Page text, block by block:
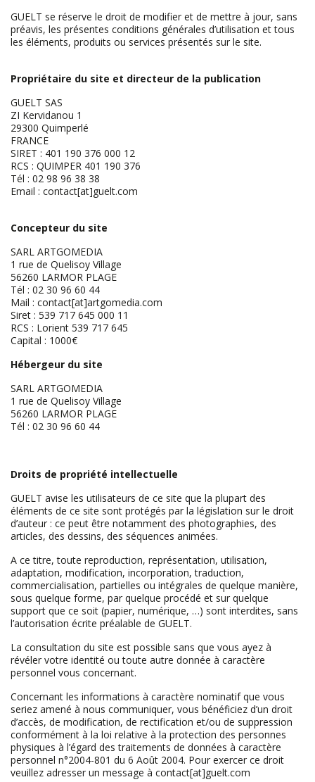
GUELT se réserve le droit de modifier et de mettre à jour, sans
préavis, les présentes conditions générales d’utilisation et tous
les éléments, produits ou services présentés sur le site.
Propriétaire du site et directeur de la publication
GUELT SAS
ZI Kervidanou 1
29300 Quimperlé
FRANCE
SIRET : 401 190 376 000 12
RCS : QUIMPER 401 190 376
Tél : 02 98 96 38 38
Email : contact[at]guelt.com
Concepteur du site
SARL ARTGOMEDIA
1 rue de Quelisoy Village
56260 LARMOR PLAGE
Tél : 02 30 96 60 44
Mail : contact[at]artgomedia.com
Siret : 539 717 645 000 11
RCS : Lorient 539 717 645
Capital : 1000€
Hébergeur du site
SARL ARTGOMEDIA
1 rue de Quelisoy Village
56260 LARMOR PLAGE
Tél : 02 30 96 60 44
Droits de propriété intellectuelle
GUELT avise les utilisateurs de ce site que la plupart des
éléments de ce site sont protégés par la législation sur le droit
d’auteur : ce peut être notamment des photographies, des
articles, des dessins, des séquences animées.
A ce titre, toute reproduction, représentation, utilisation,
adaptation, modification, incorporation, traduction,
commercialisation, partielles ou intégrales de quelque manière,
sous quelque forme, par quelque procédé et sur quelque
support que ce soit (papier, numérique, …) sont interdites, sans
l’autorisation écrite préalable de GUELT.
La consultation du site est possible sans que vous ayez à
révéler votre identité ou toute autre donnée à caractère
personnel vous concernant.
Concernant les informations à caractère nominatif que vous
seriez amené à nous communiquer, vous bénéficiez d’un droit
d’accès, de modification, de rectification et/ou de suppression
conformément à la loi relative à la protection des personnes
physiques à l’égard des traitements de données à caractère
personnel n°2004-801 du 6 Août 2004. Pour exercer ce droit
veuillez adresser un message à contact[at]guelt.com